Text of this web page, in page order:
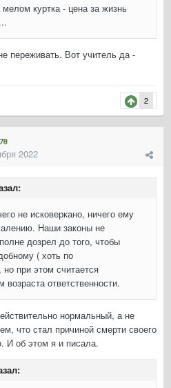
куртка - цена за жизнь
переживать. Вот учитель да -
2
2022
не исковеркано, ничего ему
Наши законы не
дозрел до того, чтобы
( хоть по
но при этом считается
ответственности.
нормальный, а не
что стал причиной смерти своего
И об этом я и писала.